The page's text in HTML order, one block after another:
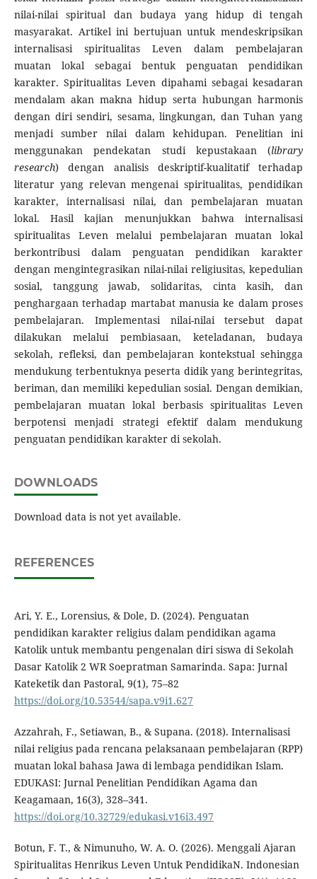
nilai-nilai spiritual dan budaya yang hidup di tengah
masyarakat. Artikel ini bertujuan untuk mendeskripsikan
internalisasi spiritualitas Leven dalam pembelajaran
muatan lokal sebagai bentuk penguatan pendidikan
karakter. Spiritualitas Leven dipahami sebagai kesadaran
mendalam akan makna hidup serta hubungan harmonis
dengan diri sendiri, sesama, lingkungan, dan Tuhan yang
menjadi sumber nilai dalam kehidupan. Penelitian ini
menggunakan pendekatan studi kepustakaan (library
research) dengan analisis deskriptif-kualitatif terhadap
literatur yang relevan mengenai spiritualitas, pendidikan
karakter, internalisasi nilai, dan pembelajaran muatan
lokal. Hasil kajian menunjukkan bahwa internalisasi
spiritualitas Leven melalui pembelajaran muatan lokal
berkontribusi dalam penguatan pendidikan karakter
dengan mengintegrasikan nilai-nilai religiusitas, kepedulian
sosial, tanggung jawab, solidaritas, cinta kasih, dan
penghargaan terhadap martabat manusia ke dalam proses
pembelajaran. Implementasi nilai-nilai tersebut dapat
dilakukan melalui pembiasaan, keteladanan, budaya
sekolah, refleksi, dan pembelajaran kontekstual sehingga
mendukung terbentuknya peserta didik yang berintegritas,
beriman, dan memiliki kepedulian sosial. Dengan demikian,
pembelajaran muatan lokal berbasis spiritualitas Leven
berpotensi menjadi strategi efektif dalam mendukung
penguatan pendidikan karakter di sekolah.
DOWNLOADS
Download data is not yet available.
REFERENCES
Ari, Y. E., Lorensius, & Dole, D. (2024). Penguatan
pendidikan karakter religius dalam pendidikan agama
Katolik untuk membantu pengenalan diri siswa di Sekolah
Dasar Katolik 2 WR Soepratman Samarinda. Sapa: Jurnal
Kateketik dan Pastoral, 9(1), 75–82
https://doi.org/10.53544/sapa.v9i1.627
Azzahrah, F., Setiawan, B., & Supana. (2018). Internalisasi
nilai religius pada rencana pelaksanaan pembelajaran (RPP)
muatan lokal bahasa Jawa di lembaga pendidikan Islam.
EDUKASI: Jurnal Penelitian Pendidikan Agama dan
Keagamaan, 16(3), 328–341.
https://doi.org/10.32729/edukasi.v16i3.497
Botun, F. T., & Nimunuho, W. A. O. (2026). Menggali Ajaran
Spiritualitas Henrikus Leven Untuk PendidikaN. Indonesian